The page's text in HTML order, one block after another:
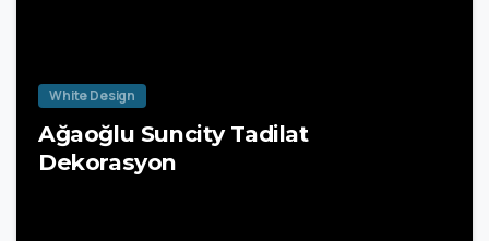
White Design
Ağaoğlu Suncity Tadilat
Dekorasyon